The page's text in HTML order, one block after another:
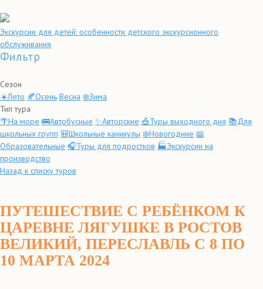
Экскурсии для детей: особенности детского экскурсионного
обслуживания
Фильтр
Сезон
☀️Лето 🍂Осень Весна ❄️Зима
Тип тура
🌴На море 🚌Автобусные ✨Авторские 🎪Туры выходного дня 📚Для
школьных групп 🎒Школьные каникулы ❄️Новогодние 📖
Образовательные 🎧Туры для подростков 🏭Экскурсии на
производство
Назад к списку туров
ПУТЕШЕСТВИЕ С РЕБЁНКОМ К
ЦАРЕВНЕ ЛЯГУШКЕ В РОСТОВ
ВЕЛИКИЙ, ПЕРЕСЛАВЛЬ С 8 ПО
10 МАРТА 2024